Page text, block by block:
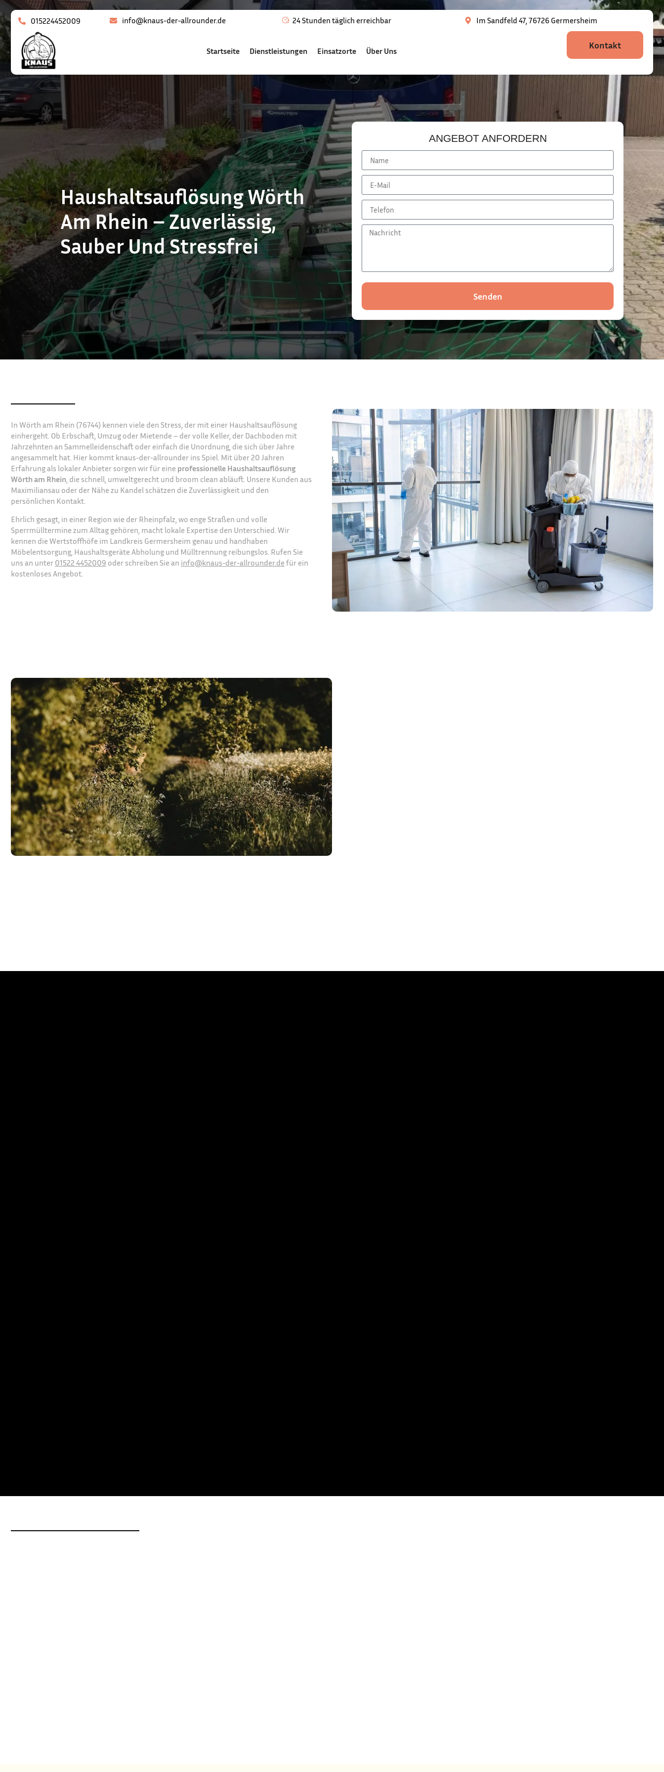
015224452009 info@knaus-der-allrounder.de 24 Stunden täglich erreichbar Im Sandfeld 47, 76726 Germersheim
Startseite Dienstleistungen Einsatzorte Über Uns
Kontakt
Haushaltsauflösung Wörth
Am Rhein – Zuverlässig,
Sauber Und Stressfrei
ANGEBOT ANFORDERN
Senden
In Wörth am Rhein (76744) kennen viele den Stress, der mit einer Haushaltsauflösung
einhergeht. Ob Erbschaft, Umzug oder Mietende – der volle Keller, der Dachboden mit
Jahrzehnten an Sammelleidenschaft oder einfach die Unordnung, die sich über Jahre
angesammelt hat. Hier kommt knaus-der-allrounder ins Spiel. Mit über 20 Jahren
Erfahrung als lokaler Anbieter sorgen wir für eine professionelle Haushaltsauflösung
Wörth am Rhein, die schnell, umweltgerecht und broom clean abläuft. Unsere Kunden aus
Maximiliansau oder der Nähe zu Kandel schätzen die Zuverlässigkeit und den
persönlichen Kontakt.
Ehrlich gesagt, in einer Region wie der Rheinpfalz, wo enge Straßen und volle
Sperrmülltermine zum Alltag gehören, macht lokale Expertise den Unterschied. Wir
kennen die Wertstoffhöfe im Landkreis Germersheim genau und handhaben
Möbelentsorgung, Haushaltsgeräte Abholung und Mülltrennung reibungslos. Rufen Sie
uns an unter 01522 4452009 oder schreiben Sie an info@knaus-der-allrounder.de für ein
kostenloses Angebot.